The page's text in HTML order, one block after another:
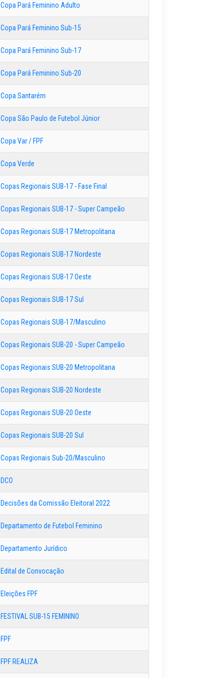
Copa Pará Feminino Adulto
Copa Pará Feminino Sub-15
Copa Pará Feminino Sub-17
Copa Pará Feminino Sub-20
Copa Santarém
Copa São Paulo de Futebol Júnior
Copa Var / FPF
Copa Verde
Copas Regionais SUB-17 - Fase Final
Copas Regionais SUB-17 - Super Campeão
Copas Regionais SUB-17 Metropolitana
Copas Regionais SUB-17 Nordeste
Copas Regionais SUB-17 Oeste
Copas Regionais SUB-17 Sul
Copas Regionais SUB-17/Masculino
Copas Regionais SUB-20 - Super Campeão
Copas Regionais SUB-20 Metropolitana
Copas Regionais SUB-20 Nordeste
Copas Regionais SUB-20 Oeste
Copas Regionais SUB-20 Sul
Copas Regionais Sub-20/Masculino
DCO
Decisões da Comissão Eleitoral 2022
Departamento de Futebol Feminino
Departamento Jurídico
Edital de Convocação
Eleições FPF
FESTIVAL SUB-15 FEMININO
FPF
FPF REALIZA